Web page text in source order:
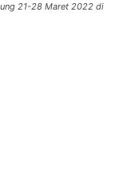
21-28 Maret 2022 di